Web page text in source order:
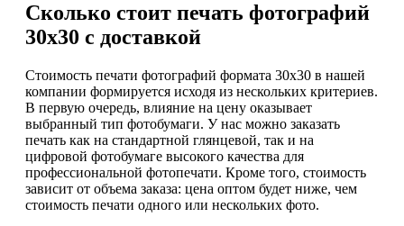
Сколько стоит печать фотографий
30х30 с доставкой
Стоимость печати фотографий формата 30х30 в нашей
компании формируется исходя из нескольких критериев.
В первую очередь, влияние на цену оказывает
выбранный тип фотобумаги. У нас можно заказать
печать как на стандартной глянцевой, так и на
цифровой фотобумаге высокого качества для
профессиональной фотопечати. Кроме того, стоимость
зависит от объема заказа: цена оптом будет ниже, чем
стоимость печати одного или нескольких фото.